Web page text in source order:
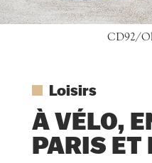
CD92/
Loisirs
À VÉLO,
PARIS ET